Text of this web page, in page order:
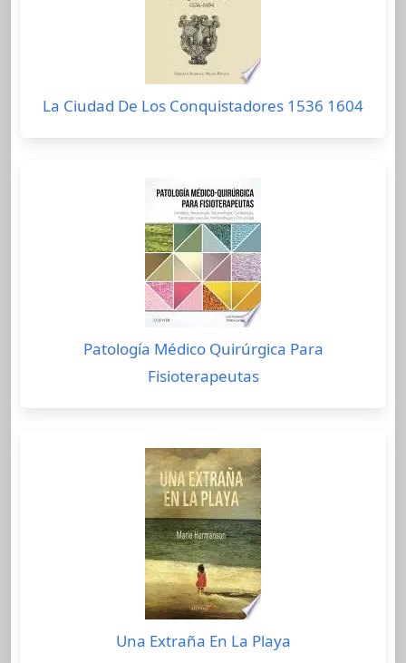
La Ciudad De Los Conquistadores 1536 1604
Patología Médico Quirúrgica Para
Fisioterapeutas
Una Extraña En La Playa